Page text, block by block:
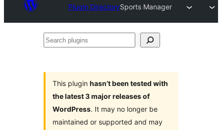
Plugin DirectorySports Manager
Search
This plugin hasn’t been tested with
the latest 3 major releases of
WordPress. It may no longer be
maintained or supported and may